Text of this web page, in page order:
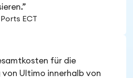
ECT
für die
von Ultimo innerhalb von